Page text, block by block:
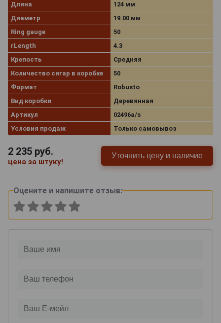
Длина
124 мм
Диаметр
19.00 мм
Ring gauge
50
rLength
4.3
Крепость
Средняя
Количество сигар в коробке
50
Формат
Robusto
Вид коробки
Деревянная
Артикул
02496a/s
Условия продаж
Только самовывоз
2 235 руб.
цена за штуку!
Уточнить цену и наличие
Оцените и напишите отзыв: